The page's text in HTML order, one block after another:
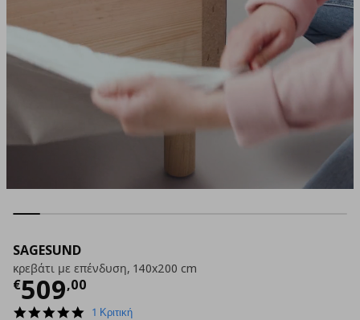
SAGESUND
κρεβάτι με επένδυση, 140x200 cm
€509,00
Τρέχουσα τιμή
5.01 Κριτική